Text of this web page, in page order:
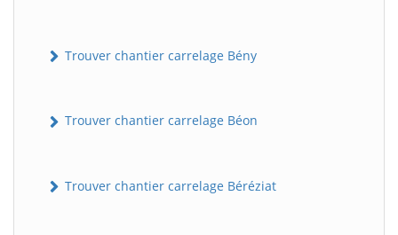
Trouver chantier carrelage Bény
Trouver chantier carrelage Béon
Trouver chantier carrelage Béréziat